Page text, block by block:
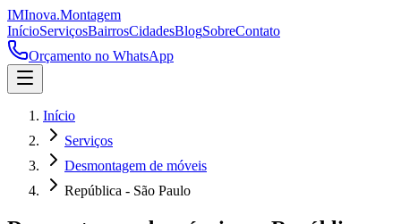
IMInova.Montagem
InícioServiçosBairrosCidadesBlogSobreContato
Orçamento no WhatsApp
Início
Serviços
Desmontagem de móveis
República - São Paulo